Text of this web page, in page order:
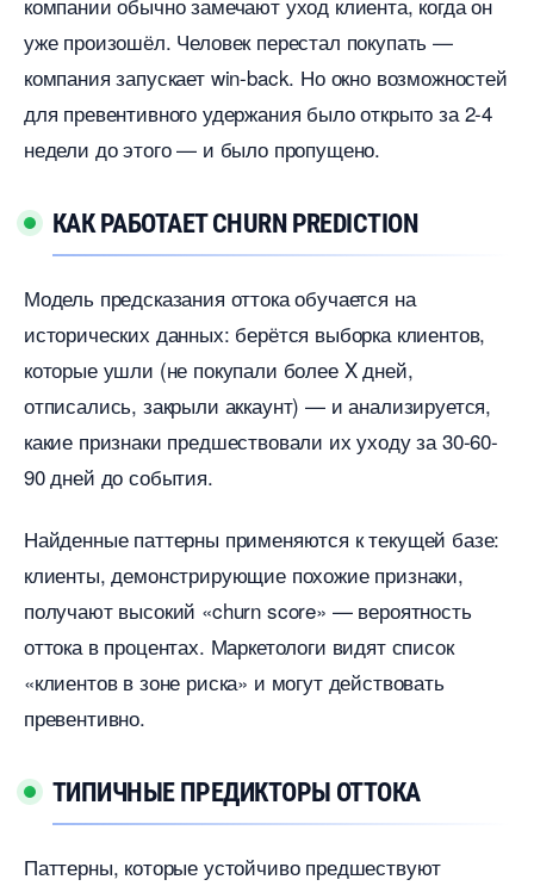
уже произошёл. Человек перестал покупать —
компания запускает win-back. Но окно возможностей
для превентивного удержания было открыто за 2-4
недели до этого — и было пропущено.
КАК РАБОТАЕТ CHURN PREDICTION
Модель предсказания оттока обучается на
исторических данных: берётся выборка клиентов,
которые ушли (не покупали более X дней,
отписались, закрыли аккаунт) — и анализируется,
какие признаки предшествовали их уходу за 30-60-
90 дней до события.
Найденные паттерны применяются к текущей базе:
клиенты, демонстрирующие похожие признаки,
получают высокий «churn score» — вероятность
оттока в процентах. Маркетологи видят список
«клиентов в зоне риска» и могут действовать
превентивно.
ТИПИЧНЫЕ ПРЕДИКТОРЫ ОТТОКА
Паттерны, которые устойчиво предшествуют